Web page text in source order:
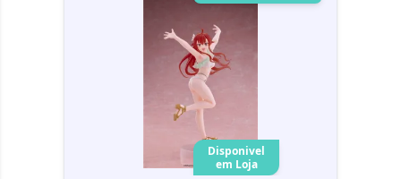
Disponivel
em Loja